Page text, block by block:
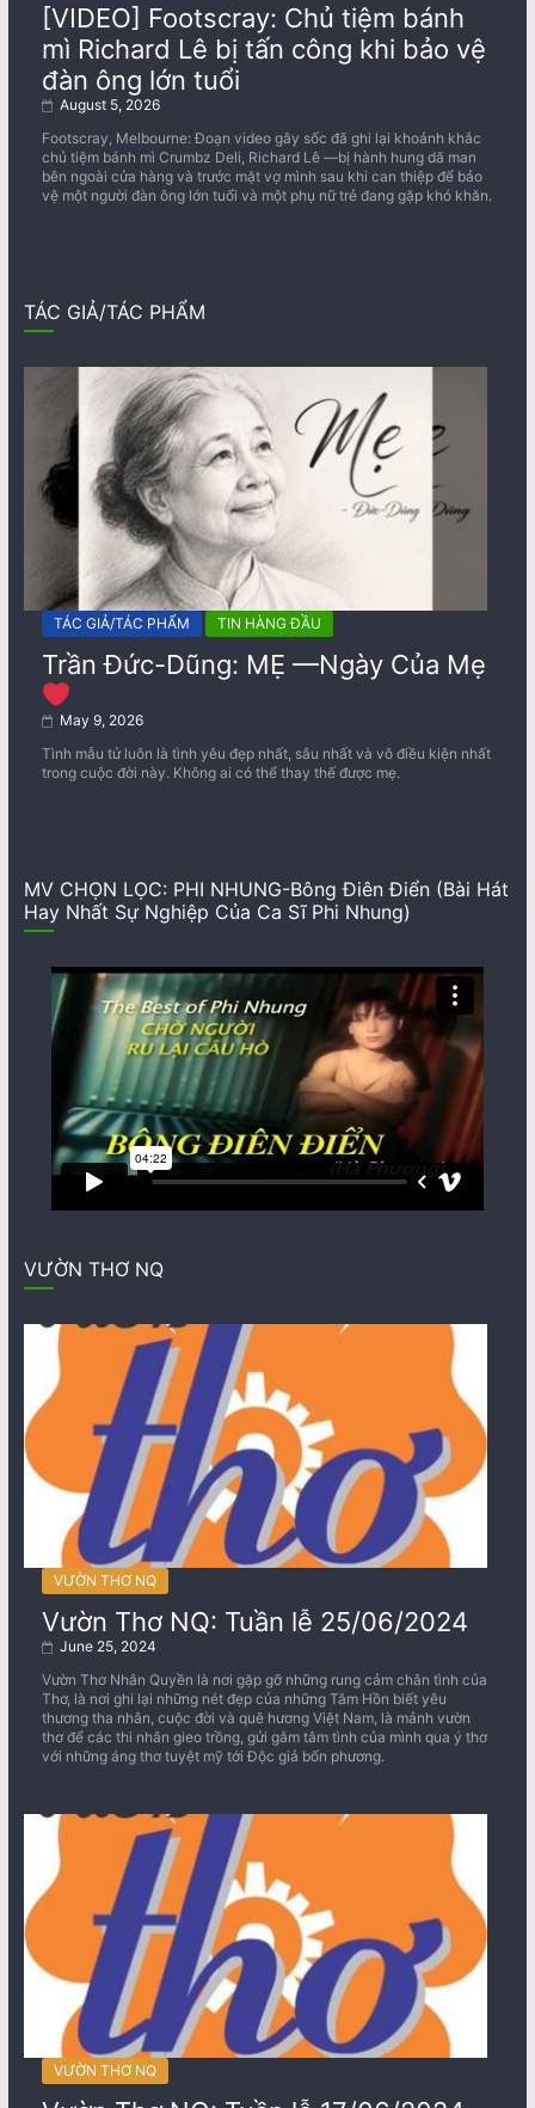
[VIDEO] Footscray: Chủ tiệm bánh
mì Richard Lê bị tấn công khi bảo vệ
đàn ông lớn tuổi
August 5, 2026
Footscray, Melbourne: Đoạn video gây sốc đã ghi lại khoảnh khắc
chủ tiệm bánh mì Crumbz Deli, Richard Lê —bị hành hung dã man
bên ngoài cửa hàng và trước mặt vợ mình sau khi can thiệp để bảo
vệ một người đàn ông lớn tuổi và một phụ nữ trẻ đang gặp khó khăn.
TÁC GIẢ/TÁC PHẨM
TÁC GIẢ/TÁC PHẨM TIN HÀNG ĐẦU
Trần Đức-Dũng: MẸ —Ngày Của Mẹ
May 9, 2026
Tình mẫu tử luôn là tình yêu đẹp nhất, sâu nhất và vô điều kiện nhất
trong cuộc đời này. Không ai có thể thay thế được mẹ.
MV CHỌN LỌC: PHI NHUNG-Bông Điên Điển (Bài Hát
Hay Nhất Sự Nghiệp Của Ca Sĩ Phi Nhung)
VƯỜN THƠ NQ
VƯỜN THƠ NQ
Vườn Thơ NQ: Tuần lễ 25/06/2024
June 25, 2024
Vườn Thơ Nhân Quyền là nơi gặp gỡ những rung cảm chân tình của
Thơ, là nơi ghi lại những nét đẹp của những Tâm Hồn biết yêu
thương tha nhân, cuộc đời và quê hương Việt Nam, là mảnh vườn
thơ để các thi nhân gieo trồng, gửi gắm tâm tình của mình qua ý thơ
với những áng thơ tuyệt mỹ tới Độc giả bốn phương.
VƯỜN THƠ NQ